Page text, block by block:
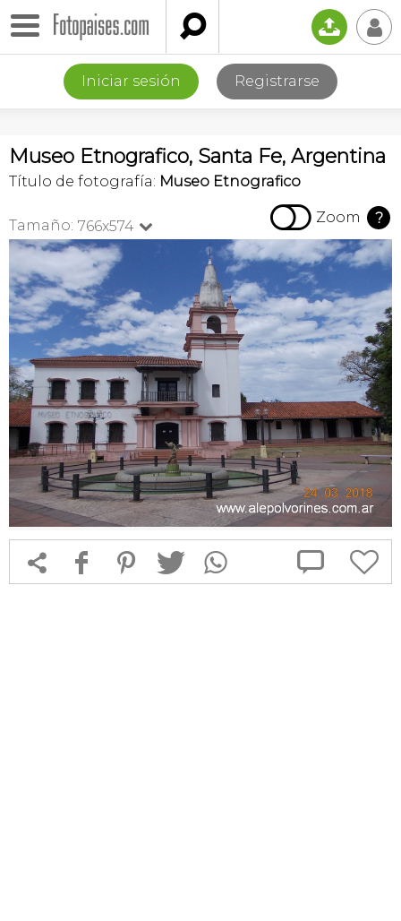
 📤 👤
Iniciar sesión Registrarse
Museo Etnografico, Santa Fe, Argentina
Título de fotografía: Museo Etnografico
Tamaño: 766x574   Zoom ?
 f 1 T  